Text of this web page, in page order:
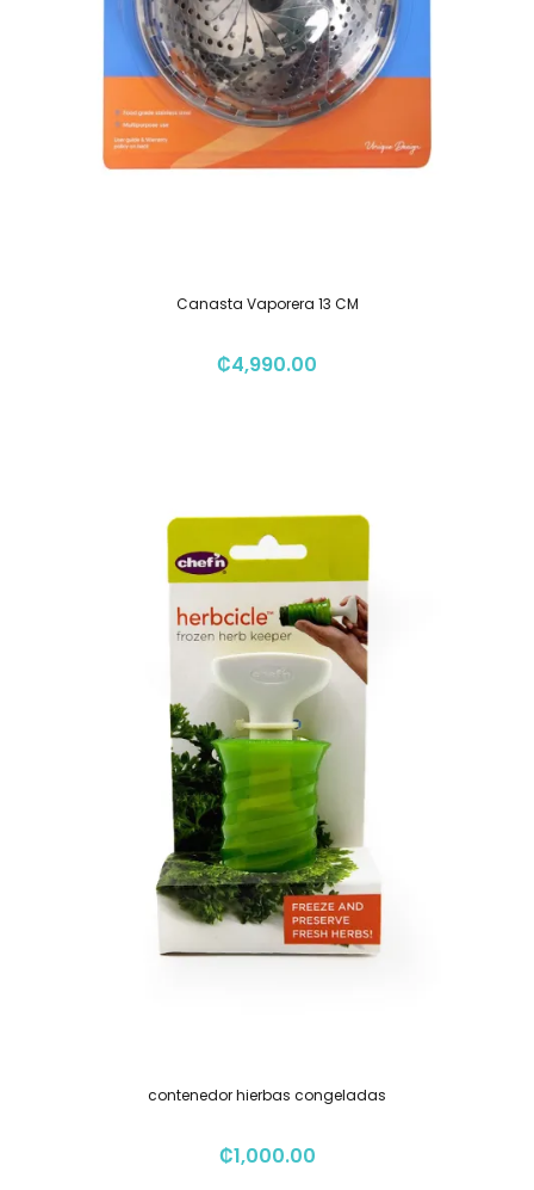
Canasta Vaporera 13 CM
₡4,990.00
contenedor hierbas congeladas
₡1,000.00